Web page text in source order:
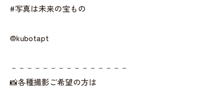
#写真は未来の宝もの
@kubotapt
－－－－－－－－－－－－－－－
📸各種撮影ご希望の方は